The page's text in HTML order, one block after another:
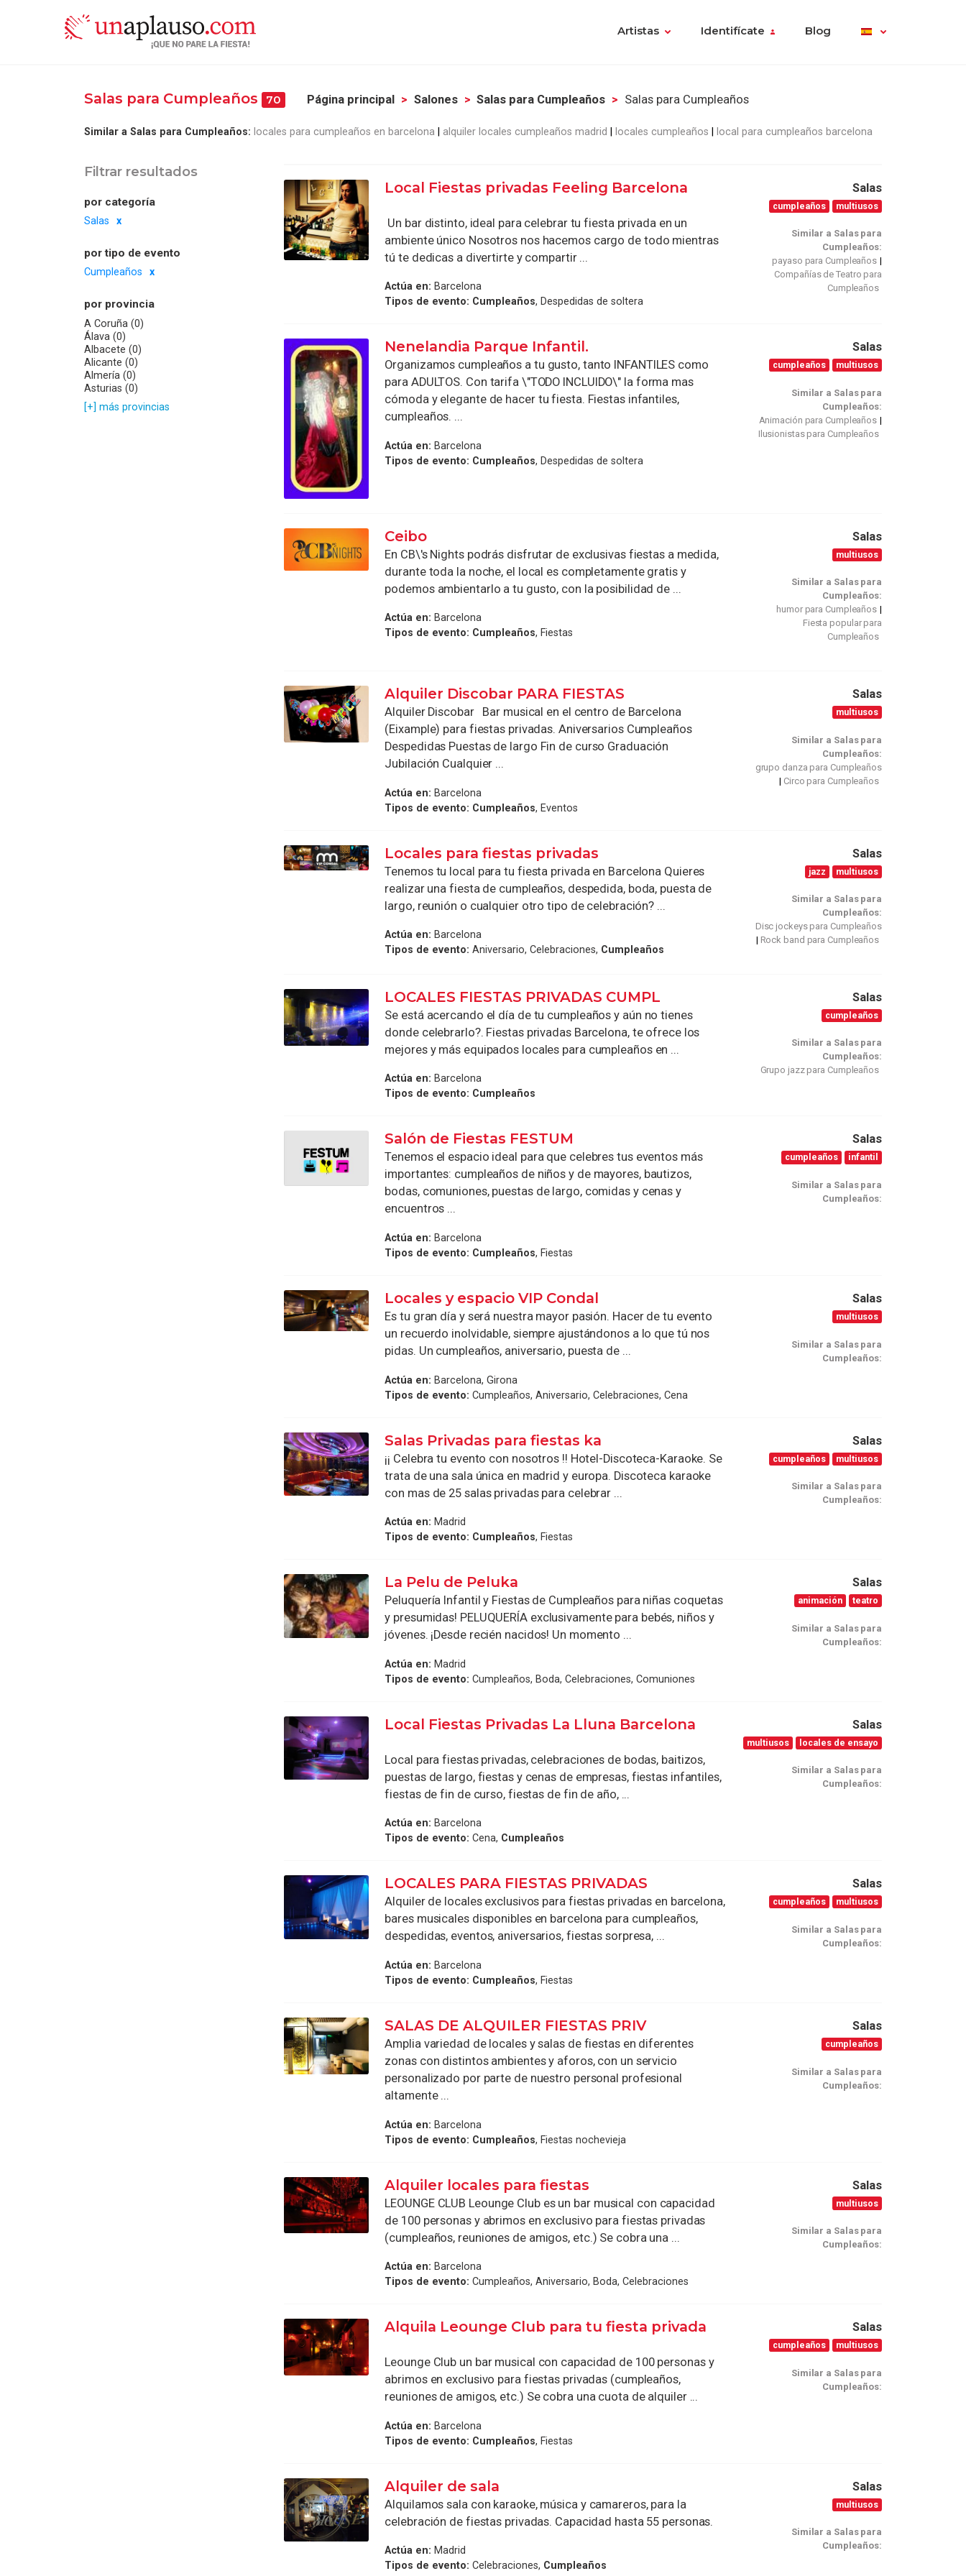
Artistas Identifícate Blog
Salas para Cumpleaños 70 Página principal Salones Salas para Cumpleaños Salas para Cumpleaños
Similar a Salas para Cumpleaños: locales para cumpleaños en barcelona alquiler locales cumpleaños madrid locales cumpleaños local para cumpleaños barcelona
Filtrar resultados
por categoría
Salas
por tipo de evento
Cumpleaños
por provincia
A Coruña (0)
Álava (0)
Albacete (0)
Alicante (0)
Almería (0)
Asturias (0)
[+] más provincias
Local Fiestas privadas Feeling Barcelona
Un bar distinto, ideal para celebrar tu fiesta privada en un
ambiente único Nosotros nos hacemos cargo de todo mientras
tú te dedicas a divertirte y compartir ...
Actúa en: Barcelona
Tipos de evento: Cumpleaños, Despedidas de soltera
Salas
cumpleaños multiusos
Similar a Salas para
Cumpleaños:
payaso para Cumpleaños
Compañías de Teatro para
Cumpleaños
Nenelandia Parque Infantil.
Organizamos cumpleaños a tu gusto, tanto INFANTILES como
para ADULTOS. Con tarifa \"TODO INCLUIDO\" la forma mas
cómoda y elegante de hacer tu fiesta. Fiestas infantiles,
cumpleaños. ...
Actúa en: Barcelona
Tipos de evento: Cumpleaños, Despedidas de soltera
Salas
cumpleaños multiusos
Similar a Salas para
Cumpleaños:
Animación para Cumpleaños
Ilusionistas para Cumpleaños
Ceibo
En CB\'s Nights podrás disfrutar de exclusivas fiestas a medida,
durante toda la noche, el local es completamente gratis y
podemos ambientarlo a tu gusto, con la posibilidad de ...
Actúa en: Barcelona
Tipos de evento: Cumpleaños, Fiestas
Salas
multiusos
Similar a Salas para
Cumpleaños:
humor para Cumpleaños
Fiesta popular para
Cumpleaños
Alquiler Discobar PARA FIESTAS
Alquiler Discobar Bar musical en el centro de Barcelona
(Eixample) para fiestas privadas. Aniversarios Cumpleaños
Despedidas Puestas de largo Fin de curso Graduación
Jubilación Cualquier ...
Actúa en: Barcelona
Tipos de evento: Cumpleaños, Eventos
Salas
multiusos
Similar a Salas para
Cumpleaños:
grupo danza para Cumpleaños
Circo para Cumpleaños
Locales para fiestas privadas
Tenemos tu local para tu fiesta privada en Barcelona Quieres
realizar una fiesta de cumpleaños, despedida, boda, puesta de
largo, reunión o cualquier otro tipo de celebración? ...
Actúa en: Barcelona
Tipos de evento: Aniversario, Celebraciones, Cumpleaños
Salas
jazz multiusos
Similar a Salas para
Cumpleaños:
Disc jockeys para Cumpleaños
Rock band para Cumpleaños
LOCALES FIESTAS PRIVADAS CUMPL
Se está acercando el día de tu cumpleaños y aún no tienes
donde celebrarlo?. Fiestas privadas Barcelona, te ofrece los
mejores y más equipados locales para cumpleaños en ...
Actúa en: Barcelona
Tipos de evento: Cumpleaños
Salas
cumpleaños
Similar a Salas para
Cumpleaños:
Grupo jazz para Cumpleaños
Salón de Fiestas FESTUM
Tenemos el espacio ideal para que celebres tus eventos más
importantes: cumpleaños de niños y de mayores, bautizos,
bodas, comuniones, puestas de largo, comidas y cenas y
encuentros ...
Actúa en: Barcelona
Tipos de evento: Cumpleaños, Fiestas
Salas
cumpleaños infantil
Similar a Salas para
Cumpleaños:
Locales y espacio VIP Condal
Es tu gran día y será nuestra mayor pasión. Hacer de tu evento
un recuerdo inolvidable, siempre ajustándonos a lo que tú nos
pidas. Un cumpleaños, aniversario, puesta de ...
Actúa en: Barcelona, Girona
Tipos de evento: Cumpleaños, Aniversario, Celebraciones, Cena
Salas
multiusos
Similar a Salas para
Cumpleaños:
Salas Privadas para fiestas ka
¡¡ Celebra tu evento con nosotros !! Hotel-Discoteca-Karaoke. Se
trata de una sala única en madrid y europa. Discoteca karaoke
con mas de 25 salas privadas para celebrar ...
Actúa en: Madrid
Tipos de evento: Cumpleaños, Fiestas
Salas
cumpleaños multiusos
Similar a Salas para
Cumpleaños:
La Pelu de Peluka
Peluquería Infantil y Fiestas de Cumpleaños para niñas coquetas
y presumidas! PELUQUERÍA exclusivamente para bebés, niños y
jóvenes. ¡Desde recién nacidos! Un momento ...
Actúa en: Madrid
Tipos de evento: Cumpleaños, Boda, Celebraciones, Comuniones
Salas
animación teatro
Similar a Salas para
Cumpleaños:
Local Fiestas Privadas La Lluna Barcelona
Local para fiestas privadas, celebraciones de bodas, baitizos,
puestas de largo, fiestas y cenas de empresas, fiestas infantiles,
fiestas de fin de curso, fiestas de fin de año, ...
Actúa en: Barcelona
Tipos de evento: Cena, Cumpleaños
Salas
multiusos locales de ensayo
Similar a Salas para
Cumpleaños:
LOCALES PARA FIESTAS PRIVADAS
Alquiler de locales exclusivos para fiestas privadas en barcelona,
bares musicales disponibles en barcelona para cumpleaños,
despedidas, eventos, aniversarios, fiestas sorpresa, ...
Actúa en: Barcelona
Tipos de evento: Cumpleaños, Fiestas
Salas
cumpleaños multiusos
Similar a Salas para
Cumpleaños:
SALAS DE ALQUILER FIESTAS PRIV
Amplia variedad de locales y salas de fiestas en diferentes
zonas con distintos ambientes y aforos, con un servicio
personalizado por parte de nuestro personal profesional
altamente ...
Actúa en: Barcelona
Tipos de evento: Cumpleaños, Fiestas nochevieja
Salas
cumpleaños
Similar a Salas para
Cumpleaños:
Alquiler locales para fiestas
LEOUNGE CLUB Leounge Club es un bar musical con capacidad
de 100 personas y abrimos en exclusivo para fiestas privadas
(cumpleaños, reuniones de amigos, etc.) Se cobra una ...
Actúa en: Barcelona
Tipos de evento: Cumpleaños, Aniversario, Boda, Celebraciones
Salas
multiusos
Similar a Salas para
Cumpleaños:
Alquila Leounge Club para tu fiesta privada
Leounge Club un bar musical con capacidad de 100 personas y
abrimos en exclusivo para fiestas privadas (cumpleaños,
reuniones de amigos, etc.) Se cobra una cuota de alquiler ...
Actúa en: Barcelona
Tipos de evento: Cumpleaños, Fiestas
Salas
cumpleaños multiusos
Similar a Salas para
Cumpleaños:
Alquiler de sala
Alquilamos sala con karaoke, música y camareros, para la
celebración de fiestas privadas. Capacidad hasta 55 personas.
Actúa en: Madrid
Tipos de evento: Celebraciones, Cumpleaños
Salas
multiusos
Similar a Salas para
Cumpleaños: